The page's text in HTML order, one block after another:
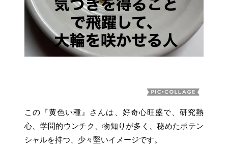
この『黄色い種』さんは、好奇心旺盛で、研究熱
心、学問的ウンチク、物知りが多く、秘めたポテン
シャルを持つ、少々堅いイメージです。